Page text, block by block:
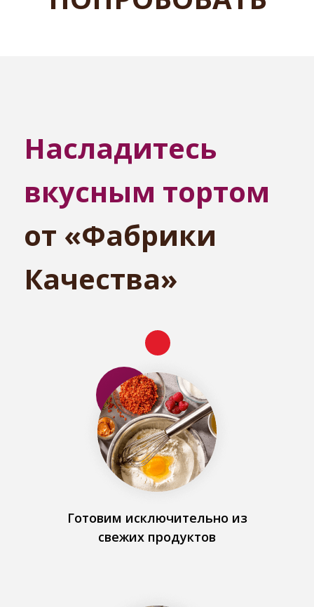
Насладитесь
вкусным тортом
от «Фабрики
Качества»
Готовим исключительно из
свежих продуктов